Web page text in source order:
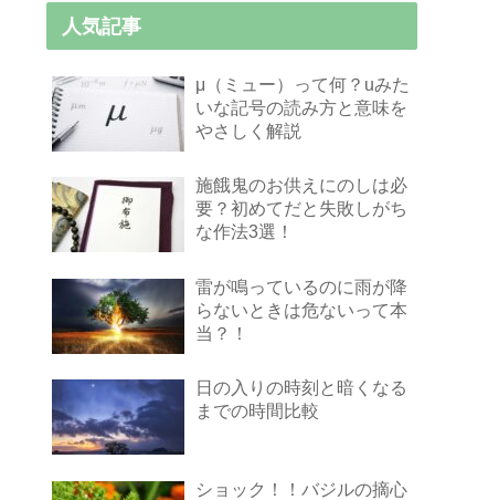
人気記事
μ（ミュー）って何？uみた
いな記号の読み方と意味を
やさしく解説
施餓鬼のお供えにのしは必
要？初めてだと失敗しがち
な作法3選！
雷が鳴っているのに雨が降
らないときは危ないって本
当？！
日の入りの時刻と暗くなる
までの時間比較
ショック！！バジルの摘心